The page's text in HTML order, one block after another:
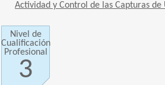
Actividad y Control de las Capturas de
Nivel de
Cualificación
Profesional
3